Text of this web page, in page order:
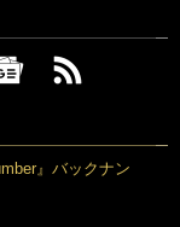
』バックナン